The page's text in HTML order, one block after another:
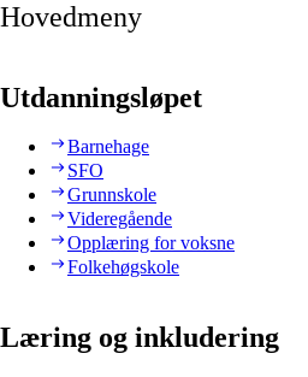
Hovedmeny
Utdanningsløpet
Barnehage
SFO
Grunnskole
Videregående
Opplæring for voksne
Folkehøgskole
Læring og inkludering